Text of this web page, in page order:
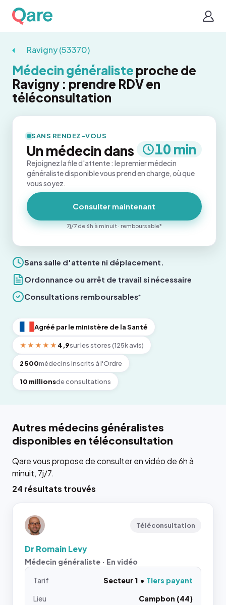
Ravigny (53370)
Médecin généraliste proche de
Ravigny : prendre RDV en
téléconsultation
Sans salle d'attente ni déplacement.
Ordonnance ou arrêt de travail si nécessaire
Consultations remboursables*
Agréé par le ministère de la Santé
★★★★★ 4,9sur les stores (125k avis)
2 500médecins inscrits à l'Ordre
10 millionsde consultations
SANS RENDEZ-VOUS
Un médecin dans 10 min
Rejoignez la file d'attente : le premier médecin
généraliste disponible vous prend en charge, où que
vous soyez.
Consulter maintenant
7j/7 de 6h à minuit · remboursable*
Autres médecins généralistes
disponibles en téléconsultation
Qare vous propose de consulter en vidéo de 6h à
minuit, 7j/7.
24 résultats trouvés
Téléconsultation
Dr Romain Levy
Médecin généraliste · En vidéo
Tarif Secteur 1
Tiers payant
Lieu
Campbon (44)